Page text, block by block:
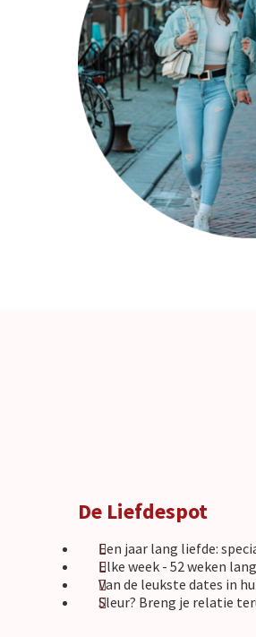
De Liefdespot
Een jaar lang liefde:
Elke week - 52 weken
Van de leukste dates in
Sleur? Breng je relatie